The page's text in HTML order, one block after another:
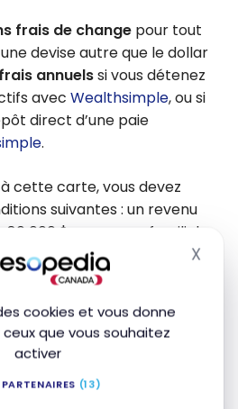
cookies et vous donne
que vous souhaitez
activer
(13)
X
frais de change pour tout
devise autre que le dollar
annuelssi vous détenez
avec Wealthsimple, ou si
direct d’une paie
.
cette carte, vous devez
suivantes : un revenu
80 000 $, un revenu familial
des dépenses annuelles d’au
au moins 300 000 $
de voyage ne sont pour le